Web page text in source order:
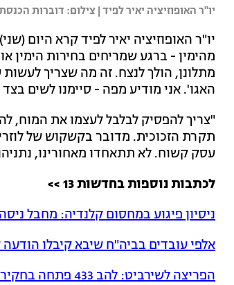
יו"ר האופוזיציה יאיר לפיד | צילום: דוברות
יו"ר האופוזיציה יאיר לפיד קרא היום
מהימין - ברגע שמריחים בחירות הימין
מתלונן, הולך לנצח. זה מה שצריך
האגו'. אני מודיע מפה - סיימנו לשים
"צריך להפסיק לבלבל לעצמו את המוח,
תקרת הזכוכית. מדובר בקשקוש של
עסק קשוח. לא תתאחדו מאחורינו,
לכתבות נוספות בחדשות 13 >>
ניסיון פיגוע במחסום קלנדיה: מחבל
אלפי עובדים בביה"ח שיבא קיבלו
הפריצה לשירביט: להב 433 פתחה בחקירה – תנסה לאתר את ההאקרים